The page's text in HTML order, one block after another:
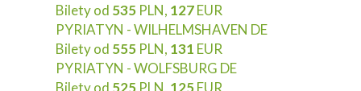
Bilety od 535 PLN, 127EUR
PYRIATYN - WILHELMSHAVEN DE
Bilety od 555 PLN, 131 EUR
PYRIATYN - WOLFSBURG DE
Bilety od 525 PLN, 125EUR